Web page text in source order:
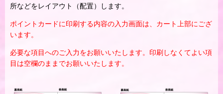
所などをレイアウト（配置）します。
ポイントカードに印刷する内容の入力画面は、カート上部にござ
います。
必要な項目へのご入力をお願いいたします。印刷しなくてよい項
目は空欄のままでお願いいたします。